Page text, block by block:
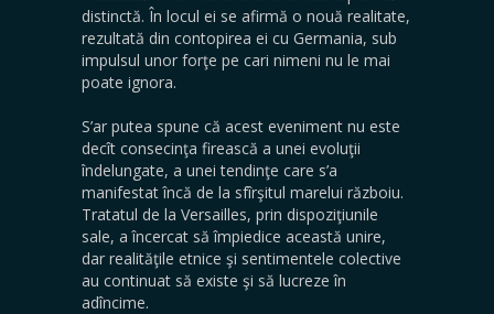
distinctă. În locul ei se afirmă o nouă realitate,
rezultată din contopirea ei cu Germania, sub
impulsul unor forţe pe cari nimeni nu le mai
poate ignora.
S’ar putea spune că acest eveniment nu este
decît consecinţa firească a unei evoluţii
îndelungate, a unei tendinţe care s’a
manifestat încă de la sfîrşitul marelui războiu.
Tratatul de la Versailles, prin dispoziţiunile
sale, a încercat să împiedice această unire,
dar realităţile etnice şi sentimentele colective
au continuat să existe şi să lucreze în
adîncime.